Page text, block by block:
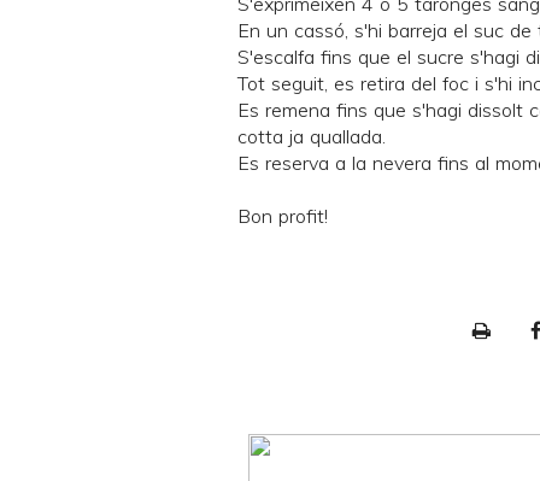
En un cassó, s'hi barreja el suc
S'escalfa fins que el sucre s'hagi
Tot seguit, es retira del foc i s'hi
Es remena fins que s'hagi dissolt
cotta ja quallada.
Es reserva a la nevera fins al
Bon profit!
n